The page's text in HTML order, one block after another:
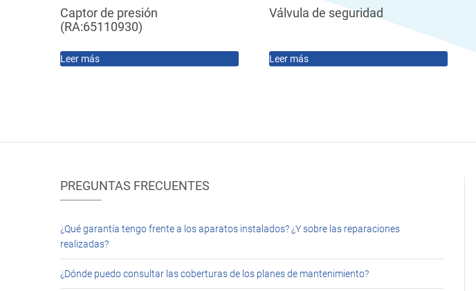
Captor de presión
(RA:65110930)
Leer más
Válvula de seguridad
Leer más
PREGUNTAS FRECUENTES
¿Qué garantía tengo frente a los aparatos instalados? ¿Y sobre las reparaciones
realizadas?
¿Dónde puedo consultar las coberturas de los planes de mantenimiento?